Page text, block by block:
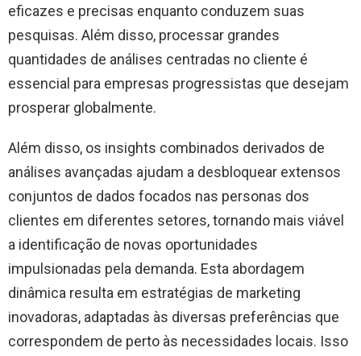
eficazes e precisas enquanto conduzem suas
pesquisas. Além disso, processar grandes
quantidades de análises centradas no cliente é
essencial para empresas progressistas que desejam
prosperar globalmente.
Além disso, os insights combinados derivados de
análises avançadas ajudam a desbloquear extensos
conjuntos de dados focados nas personas dos
clientes em diferentes setores, tornando mais viável
a identificação de novas oportunidades
impulsionadas pela demanda. Esta abordagem
dinâmica resulta em estratégias de marketing
inovadoras, adaptadas às diversas preferências que
correspondem de perto às necessidades locais. Isso